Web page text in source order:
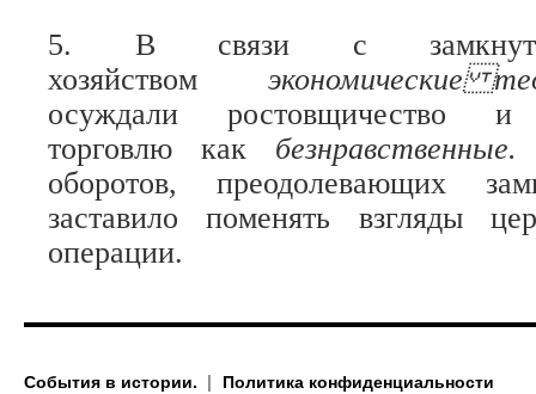
5. В связи с
хозяйством
осуждали ростовщичество и
торговлю как
оборотов, преодолевающих
заставило поменять взгляды
операции.
События в истории. Политика конфиденциальности